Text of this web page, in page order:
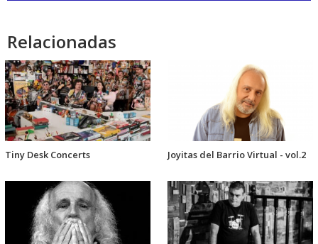
Relacionadas
Tiny Desk Concerts Joyitas del Barrio Virtual - vol.2